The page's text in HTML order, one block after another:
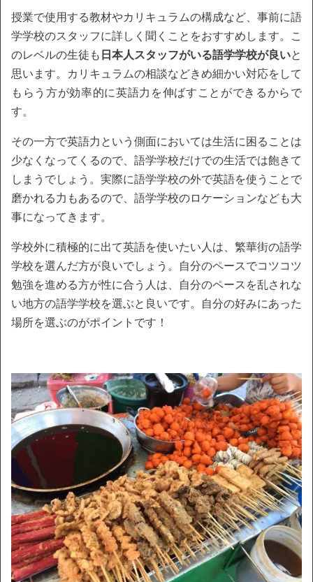
授業で使用する教材やカリキュラムの構成など、事前に語
学学校のスタッフに詳しく聞くことをおすすめします。こ
のレベルの生徒も 日本人スタッフがいる語学学校が良いと
思います。カリキュラムの相談などきめ細かい対応をして
もらう方が効率的に英語力を伸ばすことができるからで
す。
その一方で英語力という側面においては生活に困ることは
少なくなってくるので、語学学校だけでの生活では飽きて
しまうでしょう。実際に語学学校の外で英語を使うことで
磨かれる力もあるので、語学学校のロケーションなども大
事になってきます。
学校外に積極的に出て英語を使いたい人は、繁華街の語学
学校を選んだ方が良いでしょう。自分のペースでコツコツ
勉強を進める方が性に合う人は、自分のペースを乱されな
い地方の語学学校を選ぶと良いです。自分の好みにあった
場所を選ぶのがポイントです！